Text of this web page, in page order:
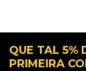
QUE TAL 5%
PRIMEIRA